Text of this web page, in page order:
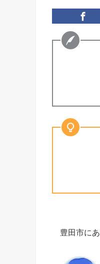
豊田市に